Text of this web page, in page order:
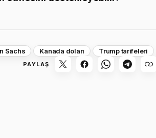
Sachs Kanada doları
Trump tarifeleri
PAYLAŞ